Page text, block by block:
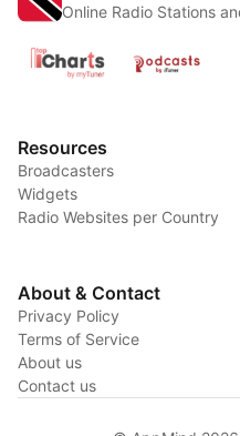
Online Radio Stations
Resources
Broadcasters
Widgets
Radio Websites per Country
About & Contact
Privacy Policy
Terms of Service
About us
Contact us